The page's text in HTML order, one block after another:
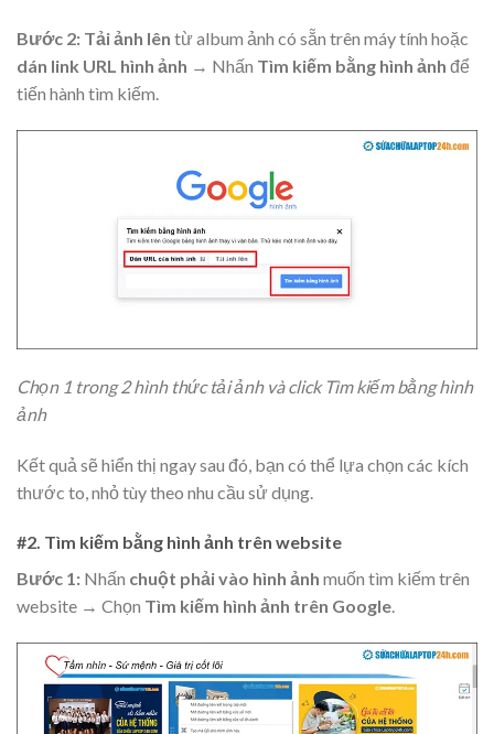
Bước 2: Tải ảnh lên từ album ảnh có sẵn trên máy tính hoặc
dán link URL hình ảnh → Nhấn Tìm kiếm bằng hình ảnh để
tiến hành tìm kiếm.
Chọn 1 trong 2 hình thức tải ảnh và click Tìm kiếm bằng hình
ảnh
Kết quả sẽ hiển thị ngay sau đó, bạn có thể lựa chọn các kích
thước to, nhỏ tùy theo nhu cầu sử dụng.
#2. Tìm kiếm bằng hình ảnh trên website
Bước 1: Nhấn chuột phải vào hình ảnh muốn tìm kiếm trên
website → Chọn Tìm kiếm hình ảnh trên Google.